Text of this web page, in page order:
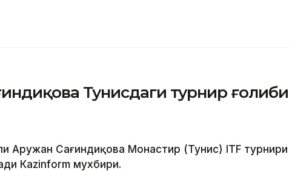
Тунисдаги турнир ғолиби
Аружан Сағиндиқова Монастир (Тунис) ITF турнири
Каzinform мухбири.